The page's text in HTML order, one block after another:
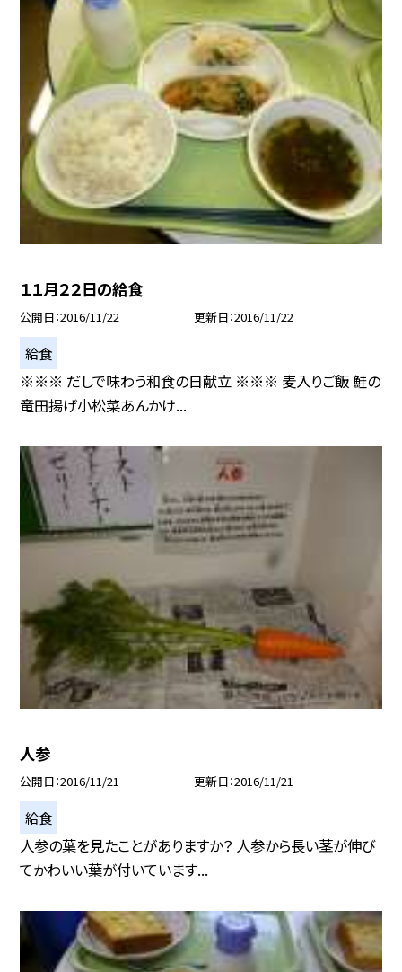
１１月２２日の給食
公開日 2016/11/22 更新日 2016/11/22
給食
※※※ だしで味わう和食の日献立 ※※※ 麦入りご飯 鮭の
竜田揚げ小松菜あんかけ...
人参
公開日 2016/11/21 更新日 2016/11/21
給食
人参の葉を見たことがありますか？ 人参から長い茎が伸び
てかわいい葉が付いています...